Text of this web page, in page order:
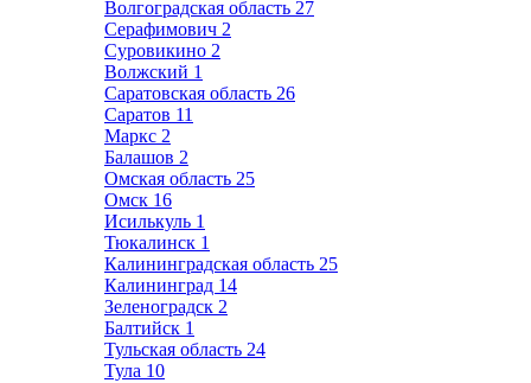
Волгоградская область 27
Серафимович 2
Суровикино 2
Волжский 1
Саратовская область 26
Саратов 11
Маркс 2
Балашов 2
Омская область 25
Омск 16
Исилькуль 1
Тюкалинск 1
Калининградская область 25
Калининград 14
Зеленоградск 2
Балтийск 1
Тульская область 24
Тула 10